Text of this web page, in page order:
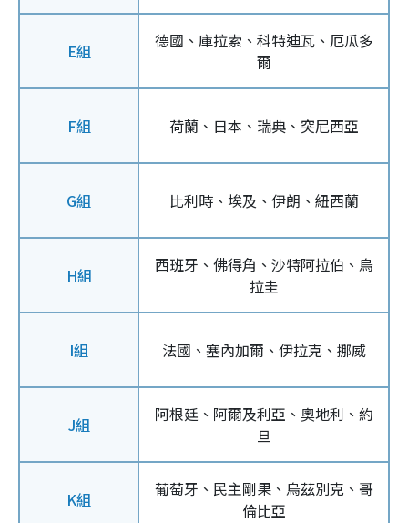
E組
德國、庫拉索、科特迪瓦、厄瓜多
爾
F組 荷蘭、日本、瑞典、突尼西亞
G組 比利時、埃及、伊朗、紐西蘭
H組
西班牙、佛得角、沙特阿拉伯、烏
拉圭
I組 法國、塞內加爾、伊拉克、挪威
J組
阿根廷、阿爾及利亞、奧地利、約
旦
K組
葡萄牙、民主剛果、烏茲別克、哥
倫比亞